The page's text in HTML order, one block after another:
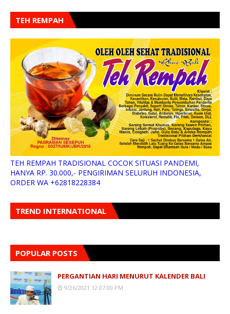
TEH REMPAH
TEH REMPAH TRADISIONAL COCOK SITUASI PANDEMI,
HANYA RP. 30.000,- PENGIRIMAN SELURUH INDONESIA,
ORDER WA +62818228384
TREND INTERNATIONAL
POPULAR POSTS
PERGANTIAN HARI MENURUT KALENDER BALI
9/26/2021 12:07:00 PM